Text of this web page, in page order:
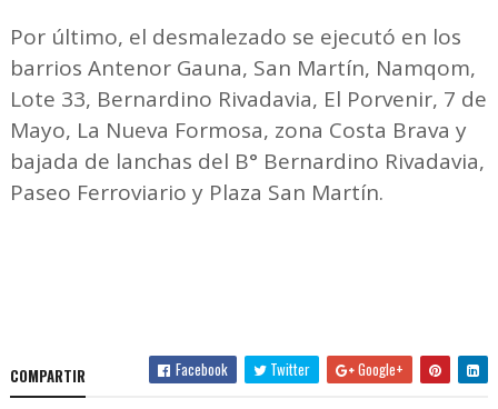
Por último, el desmalezado se ejecutó en los
barrios Antenor Gauna, San Martín, Namqom,
Lote 33, Bernardino Rivadavia, El Porvenir, 7 de
Mayo, La Nueva Formosa, zona Costa Brava y
bajada de lanchas del B° Bernardino Rivadavia,
Paseo Ferroviario y Plaza San Martín.
COMPARTIR Facebook Twitter Google+